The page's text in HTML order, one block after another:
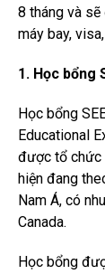
8 tháng và
máy bay,
1. Học bổng
Học bổng
Educational
được tổ chức
hiện đang
Nam Á, có
Canada.
Học bổng